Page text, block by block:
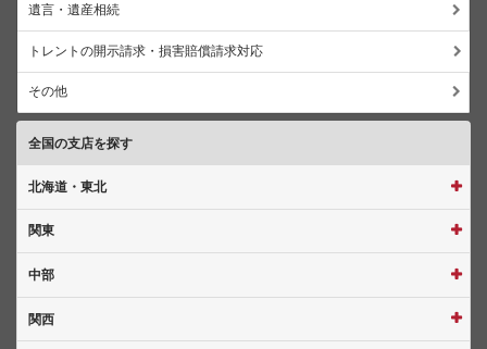
遺言・遺産相続
トレントの開示請求・損害賠償請求対応
その他
全国の支店を探す
北海道・東北
関東
中部
関西